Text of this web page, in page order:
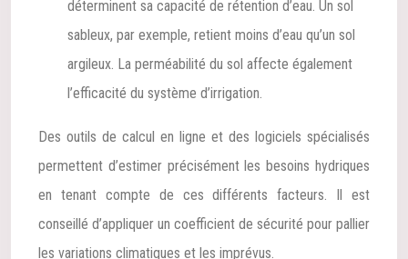
déterminent sa capacité de rétention d’eau. Un sol
sableux, par exemple, retient moins d’eau qu’un sol
argileux. La perméabilité du sol affecte également
l’efficacité du système d’irrigation.
Des outils de calcul en ligne et des logiciels spécialisés
permettent d’estimer précisément les besoins hydriques
en tenant compte de ces différents facteurs. Il est
conseillé d’appliquer un coefficient de sécurité pour pallier
les variations climatiques et les imprévus.